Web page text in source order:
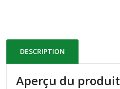
DESCRIPTION
Aperçu du produit